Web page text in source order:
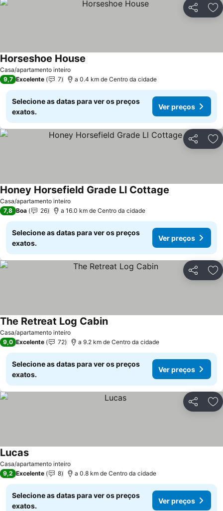
Partilhar
Casa/apartamento inteiro
Horseshoe House
9,7 Excelente 7 a 0.4 km de Centro da cidade
Selecione as datas para ver os preços
exatos.
Ver preços
Partilhar
Casa/apartamento inteiro
Honey Horsefield Grade Ll Cottage
7,8 Boa 26 a 16.0 km de Centro da cidade
Selecione as datas para ver os preços
exatos.
Ver preços
Partilhar
Casa/apartamento inteiro
The Retreat Log CabinVer preços
9,0 Excelente 72 a 9.2 km de Centro da cidade
Selecione as datas para ver os preços
exatos.
Ver preços
Partilhar
Casa/apartamento inteiro
LucasVer preços
9,2 Excelente 8 a 0.8 km de Centro da cidade
Selecione as datas para ver os preços
exatos.
Ver preços